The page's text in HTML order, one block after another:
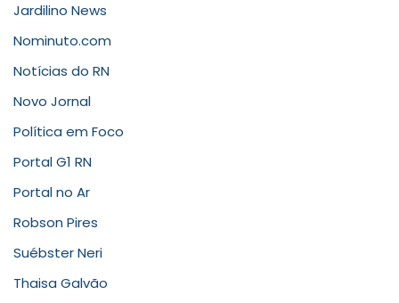
Jardilino News
Nominuto.com
Notícias do RN
Novo Jornal
Política em Foco
Portal G1 RN
Portal no Ar
Robson Pires
Suébster Neri
Thaisa Galvão